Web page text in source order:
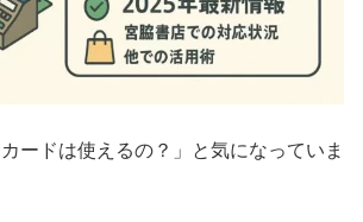
カードは使えるの？」と気になっていま